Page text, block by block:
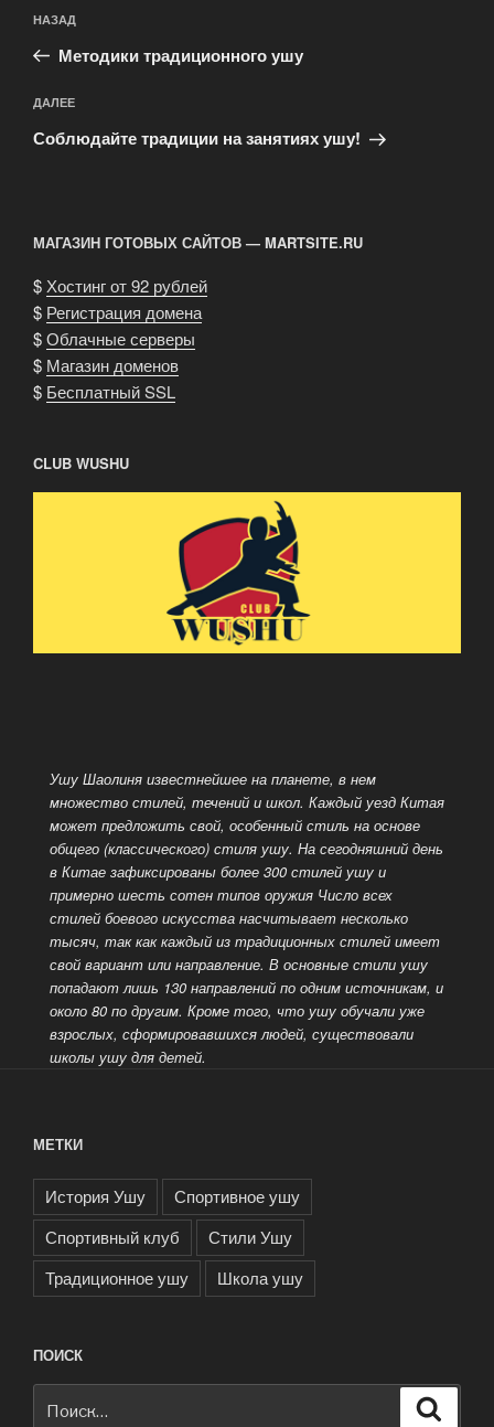
по
записям
Предыдущая
запись:
НАЗАД
Методики традиционного ушу
Следующая
запись
ДАЛЕЕ
Соблюдайте традиции на занятиях ушу!
МАГАЗИН ГОТОВЫХ САЙТОВ — MARTSITE.RU
$ Хостинг от 92 рублей
$ Регистрация домена
$Облачные серверы
$ Магазин доменов
$ Бесплатный SSL
CLUB WUSHU
Ушу Шаолиня известнейшее на планете, в нем
множество стилей, течений и школ. Каждый уезд Китая
может предложить свой, особенный стиль на основе
общего (классического) стиля ушу. На сегодняшний день
в Китае зафиксированы более 300 стилей ушу и
примерно шесть сотен типов оружия Число всех
стилей боевого искусства насчитывает несколько
тысяч, так как каждый из традиционных стилей имеет
свой вариант или направление. В основные стили ушу
попадают лишь 130 направлений по одним источникам, и
около 80 по другим. Кроме того, что ушу обучали уже
взрослых, сформировавшихся людей, существовали
школы ушу для детей.
МЕТКИ
История Ушу
Спортивное ушу
Спортивный клуб
Стили Ушу
Традиционное ушу
Школа ушу
ПОИСК